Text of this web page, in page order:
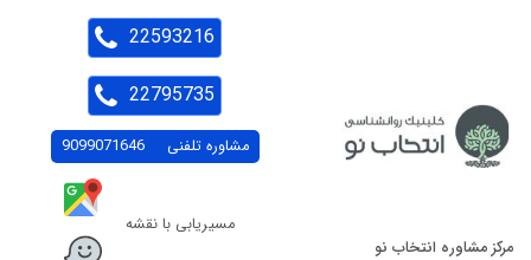
مرکز مشاوره انتخاب نو
مشاوره تلفنی 9099071646
مسیریابی با نقشه
22593216
22795735